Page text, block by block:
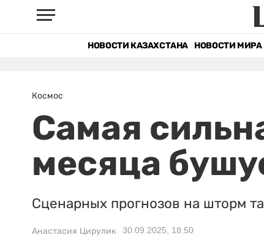
НОВОСТИ КАЗАХСТАНА НОВОСТИ МИРА
Космос
Самая
месяца
Сценарных прогнозов на шторм
Анастасия Цирулик 30.09.2025, 18:50